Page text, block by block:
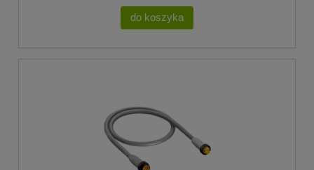
do koszyka